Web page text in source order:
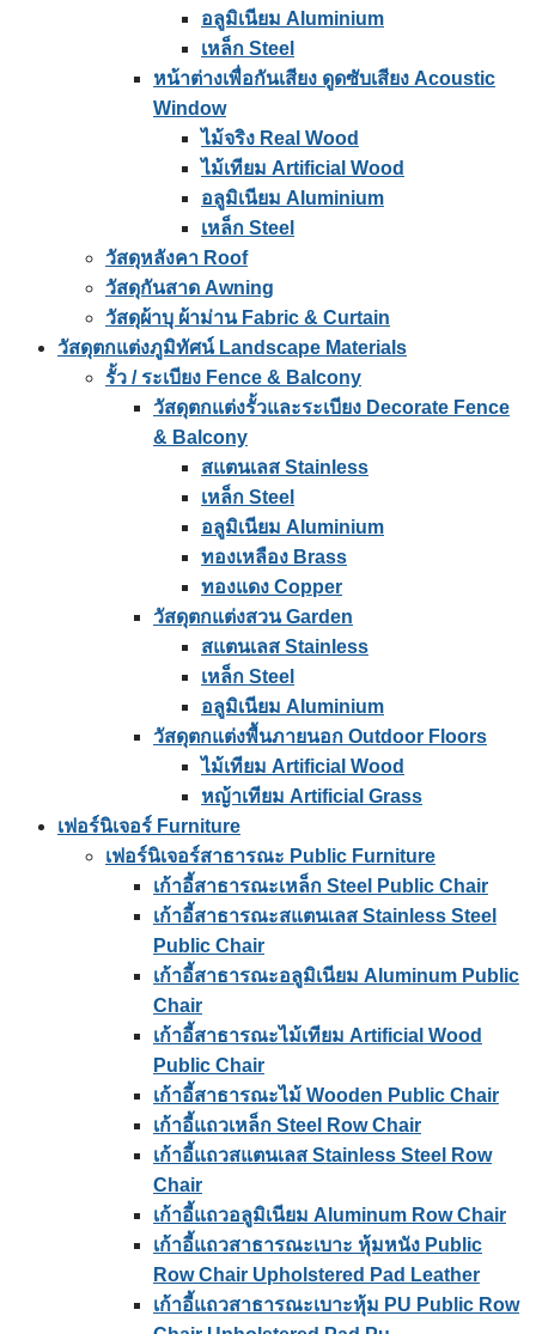
อลูมิเนียม Aluminium
เหล็ก Steel
หน้าต่างเพื่อกันเสียง ดูดซับเสียง Acoustic
Window
ไม้จริง Real Wood
ไม้เทียม Artificial Wood
อลูมิเนียม Aluminium
เหล็ก Steel
วัสดุหลังคา Roof
วัสดุกันสาด Awning
วัสดุผ้าบุ ผ้าม่าน Fabric & Curtain
วัสดุตกแต่งภูมิทัศน์ Landscape Materials
รั้ว / ระเบียง Fence & Balcony
วัสดุตกแต่งรั้วและระเบียง Decorate Fence
& Balcony
สแตนเลส Stainless
เหล็ก Steel
อลูมิเนียม Aluminium
ทองเหลือง Brass
ทองแดง Copper
วัสดุตกแต่งสวน Garden
สแตนเลส Stainless
เหล็ก Steel
อลูมิเนียม Aluminium
วัสดุตกแต่งพื้นภายนอก Outdoor Floors
ไม้เทียม Artificial Wood
หญ้าเทียม Artificial Grass
เฟอร์นิเจอร์ Furniture
เฟอร์นิเจอร์สาธารณะ Public Furniture
เก้าอี้สาธารณะเหล็ก Steel Public Chair
เก้าอี้สาธารณะสแตนเลส Stainless Steel
Public Chair
เก้าอี้สาธารณะอลูมิเนียม Aluminum Public
Chair
เก้าอี้สาธารณะไม้เทียม Artificial Wood
Public Chair
เก้าอี้สาธารณะไม้ Wooden Public Chair
เก้าอี้แถวเหล็ก Steel Row Chair
เก้าอี้แถวสแตนเลส Stainless Steel Row
Chair
เก้าอี้แถวอลูมิเนียม Aluminum Row Chair
เก้าอี้แถวสาธารณะเบาะ หุ้มหนัง Public
Row Chair Upholstered Pad Leather
เก้าอี้แถวสาธารณะเบาะหุ้ม PU Public Row